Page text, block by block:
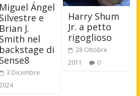
Miguel Ángel
Silvestre e
Brian J.
Smith nel
backstage di
Sense8
3 Dicembre
Harry Shum
Jr. a petto
rigoglioso
28 Ottobre
2011
0